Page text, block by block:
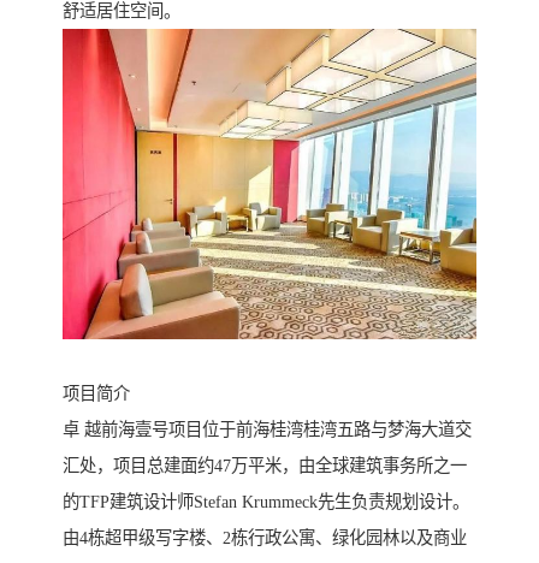
舒适居住空间。
项目简介
卓 越前海壹号项目位于前海桂湾桂湾五路与梦海大道交
汇处，项目总建面约47万平米，由全球建筑事务所之一
的TFP建筑设计师Stefan Krummeck先生负责规划设计。
由4栋超甲级写字楼、2栋行政公寓、绿化园林以及商业